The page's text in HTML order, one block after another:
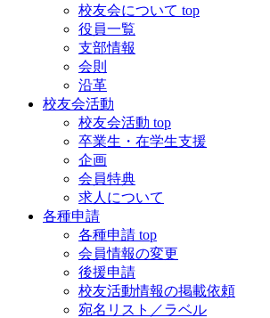
校友会について top
役員一覧
支部情報
会則
沿革
校友会活動
校友会活動 top
卒業生・在学生支援
企画
会員特典
求人について
各種申請
各種申請 top
会員情報の変更
後援申請
校友活動情報の掲載依頼
宛名リスト／ラベル